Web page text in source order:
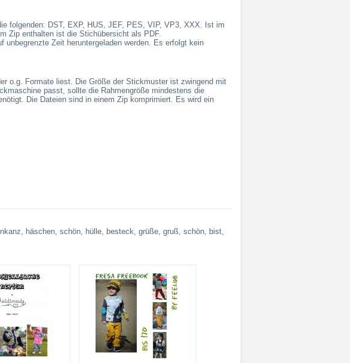
folgenden: DST, EXP, HUS, JEF, PES, VIP, VP3, XXX. Ist im
Zip enthalten ist die Stichübersicht als PDF.
unbegrenzte Zeit heruntergeladen werden. Es erfolgt kein
o.g. Formate liest. Die Größe der Stickmuster ist zwingend mit
passt, sollte die Rahmengröße mindestens die
Die Dateien sind in einem Zip komprimiert. Es wird ein
, häschen, schön, hülle, besteck, grüße, gruß, schön, bist,